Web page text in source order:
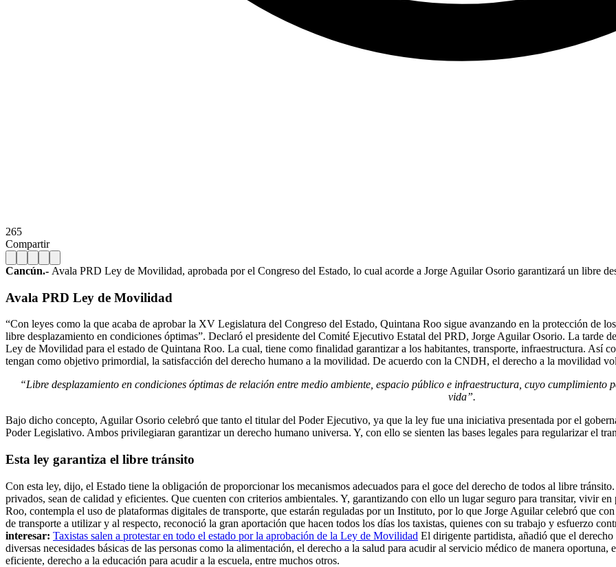
265
Compartir
Cancún.- Avala PRD Ley de Movilidad, aprobada por el Congreso del Estado, lo cual acorde a Jorge Aguilar Osorio garantizará un libre
Avala PRD Ley de Movilidad
“Con leyes como la que acaba de aprobar la XV Legislatura del Congreso del Estado, Quintana Roo sigue avanzando en la protección de
libre desplazamiento en condiciones óptimas”. Declaró el presidente del Comité Ejecutivo Estatal del PRD, Jorge Aguilar Osorio. La tarde
Ley de Movilidad para el estado de Quintana Roo. La cual, tiene como finalidad garantizar a los habitantes, transporte, infraestructura. Así
tengan como objetivo primordial, la satisfacción del derecho humano a la movilidad. De acuerdo con la CNDH, el derecho a la movilidad
“Libre desplazamiento en condiciones óptimas de relación entre medio ambiente, espacio público e infraestructura, cuyo cumplimiento
vida”.
Bajo dicho concepto, Aguilar Osorio celebró que tanto el titular del Poder Ejecutivo, ya que la ley fue una iniciativa presentada por el
Poder Legislativo. Ambos privilegiaran garantizar un derecho humano universa. Y, con ello se sienten las bases legales para regularizar el
Esta ley garantiza el libre tránsito
Con esta ley, dijo, el Estado tiene la obligación de proporcionar los mecanismos adecuados para el goce del derecho de todos al libre
privados, sean de calidad y eficientes. Que cuenten con criterios ambientales. Y, garantizando con ello un lugar seguro para transitar, vivir
Roo, contempla el uso de plataformas digitales de transporte, que estarán reguladas por un Instituto, por lo que Jorge Aguilar celebró que
de transporte a utilizar y al respecto, reconoció la gran aportación que hacen todos los días los taxistas, quienes con su trabajo y esfuerzo
interesar: Taxistas salen a protestar en todo el estado por la aprobación de la Ley de Movilidad El dirigente partidista, añadió que el
diversas necesidades básicas de las personas como la alimentación, el derecho a la salud para acudir al servicio médico de manera
eficiente, derecho a la educación para acudir a la escuela, entre muchos otros.